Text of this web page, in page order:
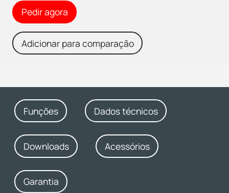
Pedir agora
Adicionar para comparação
Funções Dados técnicos
Downloads Acessórios
Garantia